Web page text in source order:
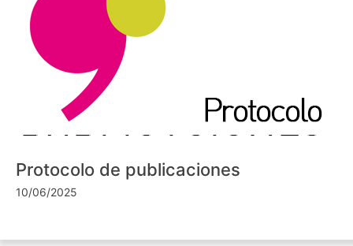
Protocolo de publicaciones
10/06/2025